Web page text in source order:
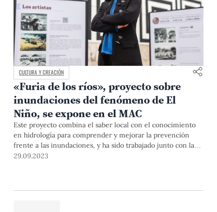
CULTURA Y CREACIÓN
«Furia de los ríos», proyecto sobre
inundaciones del fenómeno de El
Niño, se expone en el MAC
Este proyecto combina el saber local con el conocimiento
en hidrología para comprender y mejorar la prevención
frente a las inundaciones, y ha sido trabajado junto con la
Universidad de Cambridge y la UTEC, con financiamiento
29.09.2023